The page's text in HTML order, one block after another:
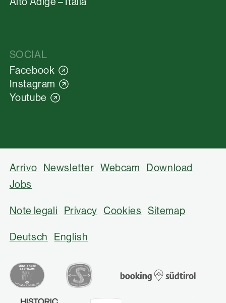
SOCIAL
Facebook
Instagram
Youtube
Arrivo Newsletter Webcam
Download
Jobs
Note legali Privacy Cookies Sitemap
Deutsch English